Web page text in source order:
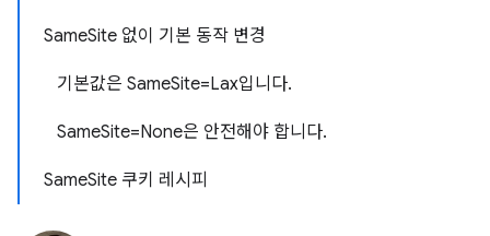
SameSite 없이 기본 동작 변경
기본값은 SameSite=Lax입니다.
SameSite=None은 안전해야 합니다.
SameSite 쿠키 레시피